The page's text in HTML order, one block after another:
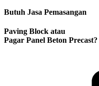
Butuh Jasa Pemasangan
Paving Block atau
Pagar Panel Beton Precast?